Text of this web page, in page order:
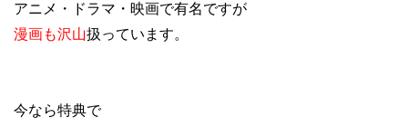
アニメ・ドラマ・映画で有名ですが
漫画も沢山扱っています。
今なら特典で